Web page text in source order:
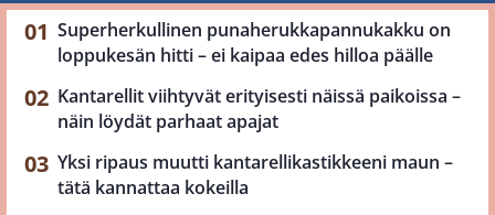
Superherkullinen punaherukkapannukakku on
loppukesän hitti – ei kaipaa edes hilloa päälle
Kantarellit viihtyvät erityisesti näissä paikoissa –
näin löydät parhaat apajat
Yksi ripaus muutti kantarellikastikkeeni maun –
tätä kannattaa kokeilla